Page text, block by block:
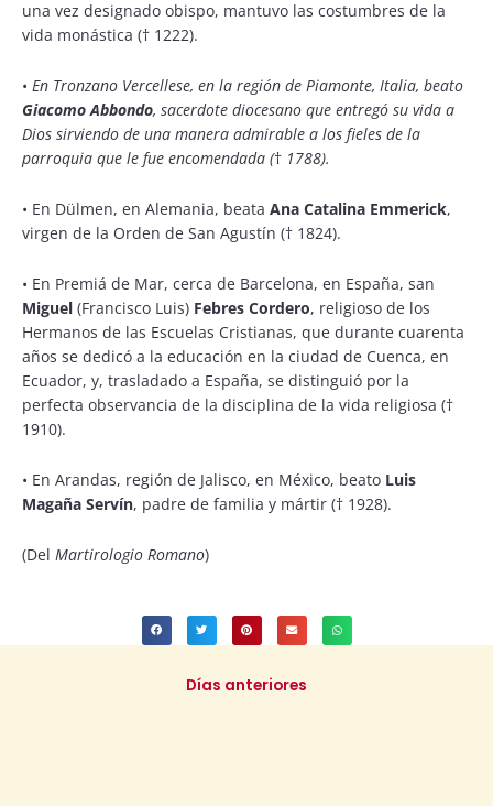
una vez designado obispo, mantuvo las costumbres de la
vida monástica († 1222).
• En Tronzano Vercellese, en la región de Piamonte, Italia, beato
Giacomo Abbondo, sacerdote diocesano que entregó su vida a
Dios sirviendo de una manera admirable a los fieles de la
parroquia que le fue encomendada († 1788).
• En Dülmen, en Alemania, beata Ana Catalina Emmerick,
virgen de la Orden de San Agustín († 1824).
• En Premiá de Mar, cerca de Barcelona, en España, san
Miguel (Francisco Luis) Febres Cordero, religioso de los
Hermanos de las Escuelas Cristianas, que durante cuarenta
años se dedicó a la educación en la ciudad de Cuenca, en
Ecuador, y, trasladado a España, se distinguió por la
perfecta observancia de la disciplina de la vida religiosa (†
1910).
• En Arandas, región de Jalisco, en México, beato Luis
Magaña Servín, padre de familia y mártir († 1928).
(Del Martirologio Romano)
Días anteriores